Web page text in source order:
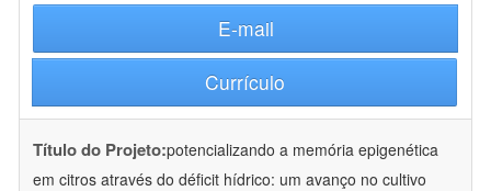
E-mail
Currículo
Título do Projeto:potencializando a memória epigenética
em citros através do déficit hídrico: um avanço no cultivo